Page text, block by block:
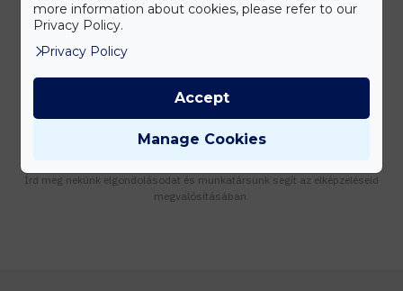
Készleten lévő termékeinket akár 24 órán belül megkaphatod!
Írd meg nekünk elgondolásodat és munkatársunk segít az elképzeléseid
megvalósításában.
more information about cookies, please refer to our
Privacy Policy.
Privacy Policy
Manage Cookies
Accept